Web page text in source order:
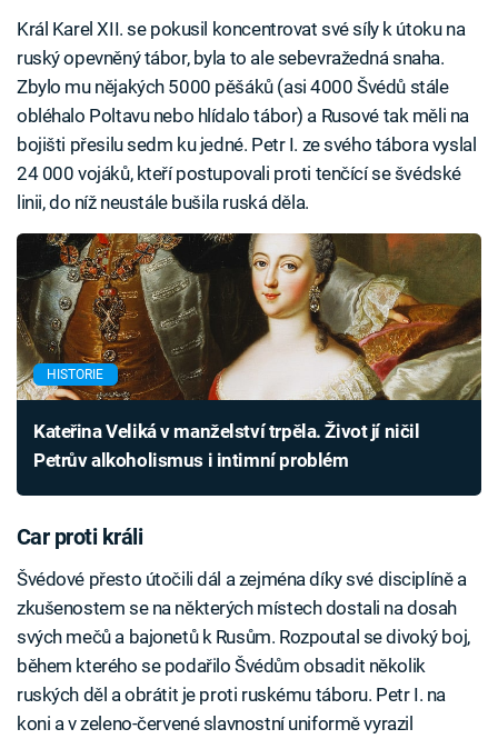
Král Karel XII. se pokusil koncentrovat své síly k útoku na
ruský opevněný tábor, byla to ale sebevražedná snaha.
Zbylo mu nějakých 5000 pěšáků (asi 4000 Švédů stále
obléhalo Poltavu nebo hlídalo tábor) a Rusové tak měli na
bojišti přesilu sedm ku jedné. Petr I. ze svého tábora vyslal
24 000 vojáků, kteří postupovali proti tenčící se švédské
linii, do níž neustále bušila ruská děla.
HISTORIE
Kateřina Veliká v manželství trpěla. Život jí ničil
Petrův alkoholismus i intimní problém
Car proti králi
Švédové přesto útočili dál a zejména díky své disciplíně a
zkušenostem se na některých místech dostali na dosah
svých mečů a bajonetů k Rusům. Rozpoutal se divoký boj,
během kterého se podařilo Švédům obsadit několik
ruských děl a obrátit je proti ruskému táboru. Petr I. na
koni a v zeleno-červené slavnostní uniformě vyrazil